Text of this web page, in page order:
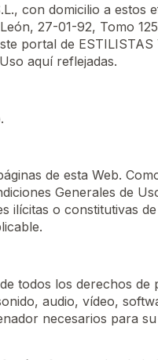
con domicilio a
27-01-92, Tomo
portal de
aquí reflejadas.
de esta Web.
Generales de
ilícitas o constitutivas
todos los derechos
audio, vídeo,
necesarios para